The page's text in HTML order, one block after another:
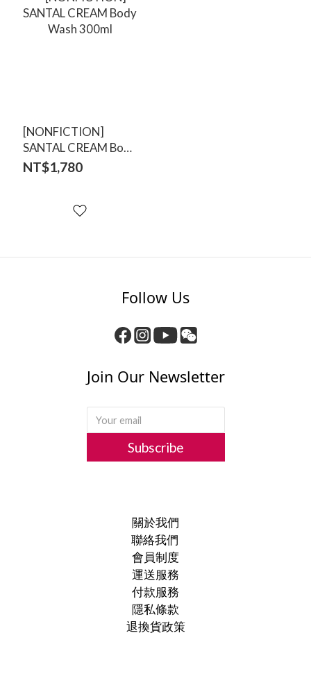
[NONFICTION]
SANTAL CREAM Body
Wash 300ml
NT$1,780
Follow Us
Join Our Newsletter
Subscribe
關於我們
聯絡我們
會員制度
運送服務
付款服務
隱私條款
退換貨政策